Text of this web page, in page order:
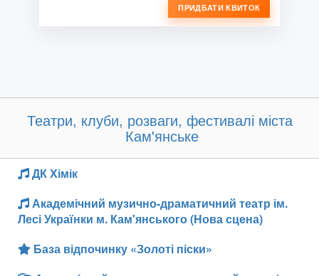
ПРИДБАТИ КВИТОК
Театри, клуби, розваги, фестивалі міста
Кам'янське
ДК Хімік
Академічний музично-драматичний театр ім.
Лесі Українки м. Кам'янського (Нова сцена)
База відпочинку «Золоті піски»